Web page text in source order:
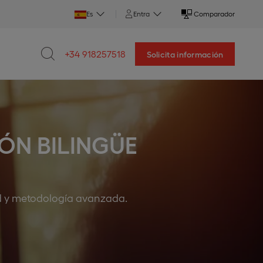
Es Entra Comparador
+34 918257518 Solicita información
BILINGÜE
y metodología avanzada.